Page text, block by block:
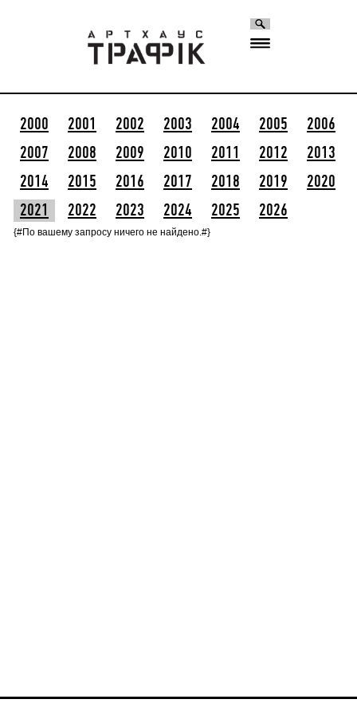
2000 2001 2002 2003 2004 2005
2006
2007
2008 2009 2010 2011 2012
2013
2014
2015 2016 2017 2018 2019
2020
2021
2022 2023 2024 2025 2026
{#По вашему запросу ничего не найдено.#}